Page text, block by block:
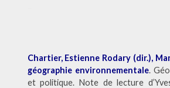
Chartier, Estienne Rodary (dir.),
géographie environnementale.
et politique. Note de lecture